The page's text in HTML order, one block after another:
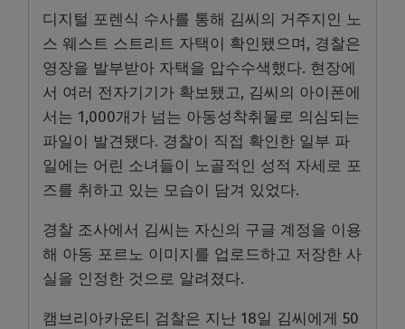
디지털 포렌식 수사를 통해 김씨의 거주지인 노
스 웨스트 스트리트 자택이 확인됐으며, 경찰은
영장을 발부받아 자택을 압수수색했다. 현장에
서 여러 전자기기가 확보됐고, 김씨의 아이폰에
서는 1,000개가 넘는 아동성착취물로 의심되는
파일이 발견됐다. 경찰이 직접 확인한 일부 파
일에는 어린 소녀들이 노골적인 성적 자세로 포
즈를 취하고 있는 모습이 담겨 있었다.
경찰 조사에서 김씨는 자신의 구글 계정을 이용
해 아동 포르노 이미지를 업로드하고 저장한 사
실을 인정한 것으로 알려졌다.
캠브리아카운티 검찰은 지난 18일 김씨에게 50